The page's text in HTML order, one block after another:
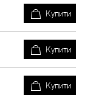
Купити
Купити
Купити